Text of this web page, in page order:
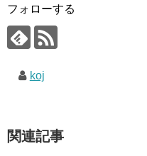
フォローする
koj
関連記事